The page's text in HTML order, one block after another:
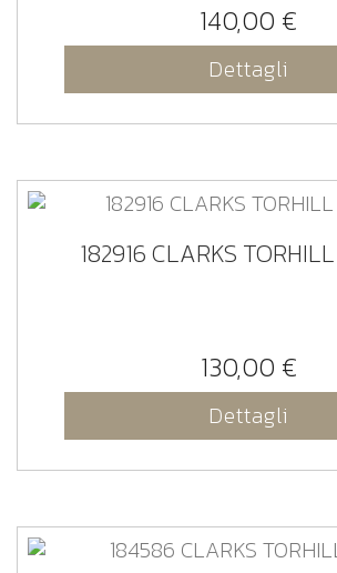
140,00 €
Dettagli
182916 CLARKS
130,00 €
Dettagli